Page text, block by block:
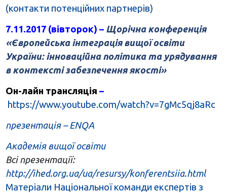
(контакти потенційних партнерів)
7.11.2017 (вівторок) – Щорічна конференція
«Європейська інтеграція вищої освіти
України: інноваційна політика та урядування
в контексті забезпечення якості»
Он-лайн трансляція –
https://www.youtube.com/watch?v=7gMc5qj8aRc
презентація – ENQA
Академія вищої освіти
Всі презентації:
http://ihed.org.ua/ua/resursy/konferentsiia.html
Матеріали Національної команди експертів з